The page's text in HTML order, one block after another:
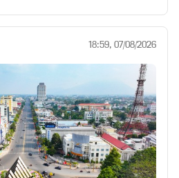
18:59, 07/08/2026